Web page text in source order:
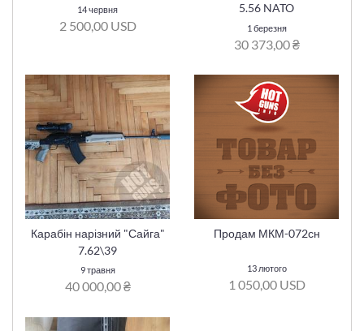
14 червня
2 500,00 USD
5.56 NATO
1 березня
30 373,00 ₴
Карабін нарізний "Сайга"
7.62\39
9 травня
40 000,00 ₴
Продам МКМ-072сн
13 лютого
1 050,00 USD